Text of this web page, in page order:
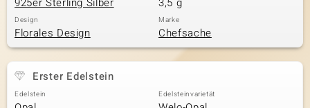
Design
Florales Design
Marke
Chefsache
Erster Edelstein
Edelstein Edelsteinvarietät